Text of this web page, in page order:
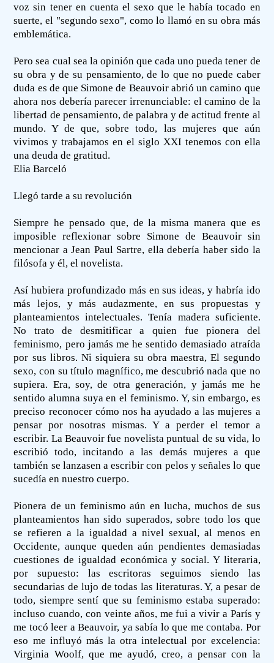
voz sin tener en cuenta el sexo que le había tocado en
suerte, el "segundo sexo", como lo llamó en su obra más
emblemática.
Pero sea cual sea la opinión que cada uno pueda tener de
su obra y de su pensamiento, de lo que no puede caber
duda es de que Simone de Beauvoir abrió un camino que
ahora nos debería parecer irrenunciable: el camino de la
libertad de pensamiento, de palabra y de actitud frente al
mundo. Y de que, sobre todo, las mujeres que aún
vivimos y trabajamos en el siglo XXI tenemos con ella
una deuda de gratitud.
Elia Barceló
Llegó tarde a su revolución
Siempre he pensado que, de la misma manera que es
imposible reflexionar sobre Simone de Beauvoir sin
mencionar a Jean Paul Sartre, ella debería haber sido la
filósofa y él, el novelista.
Así hubiera profundizado más en sus ideas, y habría ido
más lejos, y más audazmente, en sus propuestas y
planteamientos intelectuales. Tenía madera suficiente.
No trato de desmitificar a quien fue pionera del
feminismo, pero jamás me he sentido demasiado atraída
por sus libros. Ni siquiera su obra maestra, El segundo
sexo, con su título magnífico, me descubrió nada que no
supiera. Era, soy, de otra generación, y jamás me he
sentido alumna suya en el feminismo. Y, sin embargo, es
preciso reconocer cómo nos ha ayudado a las mujeres a
pensar por nosotras mismas. Y a perder el temor a
escribir. La Beauvoir fue novelista puntual de su vida, lo
escribió todo, incitando a las demás mujeres a que
también se lanzasen a escribir con pelos y señales lo que
sucedía en nuestro cuerpo.
Pionera de un feminismo aún en lucha, muchos de sus
planteamientos han sido superados, sobre todo los que
se refieren a la igualdad a nivel sexual, al menos en
Occidente, aunque queden aún pendientes demasiadas
cuestiones de igualdad económica y social. Y literaria,
por supuesto: las escritoras seguimos siendo las
secundarias de lujo de todas las literaturas. Y, a pesar de
todo, siempre sentí que su feminismo estaba superado:
incluso cuando, con veinte años, me fui a vivir a París y
me tocó leer a Beauvoir, ya sabía lo que me contaba. Por
eso me influyó más la otra intelectual por excelencia:
Virginia Woolf, que me ayudó, creo, a pensar con la